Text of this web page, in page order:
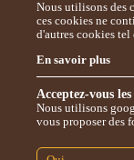
Nous utilisons des
ces cookies ne
d'autres cookies tel
En savoir plus
Acceptez-vous
Nous utilisons
vous proposer des